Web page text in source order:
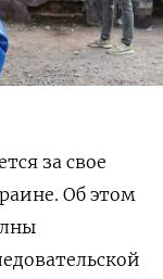
за свое
Об этом